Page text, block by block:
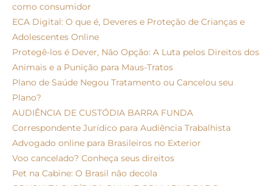
como consumidor
ECA Digital: O que é, Deveres e Proteção de Crianças e
Adolescentes Online
Protegê-los é Dever, Não Opção: A Luta pelos Direitos dos
Animais e a Punição para Maus-Tratos
Plano de Saúde Negou Tratamento ou Cancelou seu
Plano?
AUDIÊNCIA DE CUSTÓDIA BARRA FUNDA
Correspondente Jurídico para Audiência Trabalhista
Advogado online para Brasileiros no Exterior
Voo cancelado? Conheça seus direitos
Pet na Cabine: O Brasil não decola